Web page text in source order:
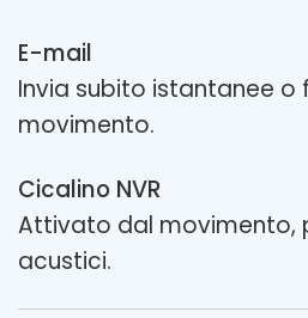
E-mail
Invia subito istantanee o
movimento.
Cicalino NVR
Attivato dal movimento,
acustici.